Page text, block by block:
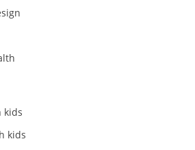
kids
kids